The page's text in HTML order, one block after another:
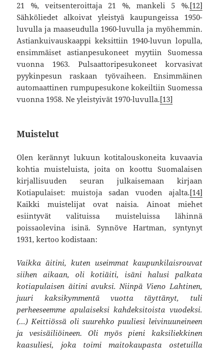
21 %, veitsenteroittaja 21 %, mankeli 5 %.[12]
Sähköliedet alkoivat yleistyä kaupungeissa 1950-
luvulla ja maaseudulla 1960-luvulla ja myöhemmin.
Astiankuivauskaappi keksittiin 1940-luvun lopulla,
ensimmäiset astianpesukoneet myytiin Suomessa
vuonna 1963. Pulsaattoripesukoneet korvasivat
pyykinpesun raskaan työvaiheen. Ensimmäinen
automaattinen rumpupesukone kokeiltiin Suomessa
vuonna 1958. Ne yleistyivät 1970-luvulla.[13]
Muistelut
Olen kerännyt lukuun kotitalouskoneita kuvaavia
kohtia muisteluista, joita on koottu Suomalaisen
kirjallisuuden seuran julkaisemaan kirjaan
Kotiapulaiset: muistoja sadan vuoden ajalta.[14]
Kaikki muistelijat ovat naisia. Ainoat miehet
esiintyvät valituissa muisteluissa lähinnä
poissaolevina isinä. Synnöve Hartman, syntynyt
1931, kertoo kodistaan:
Vaikka äitini, kuten useimmat kaupunkilaisrouvat
siihen aikaan, oli kotiäiti, isäni halusi palkata
kotiapulaisen äitini avuksi. Niinpä Vieno Lahtinen,
juuri kaksikymmentä vuotta täyttänyt, tuli
perheeseemme apulaiseksi kahdeksitoista vuodeksi.
(…) Keittiössä oli suurehko puuliesi leivinuuneineen
ja vesisäiliöineen. Oli myös pieni kaksiliekkinen
kaasuliesi, joka toimi maitokaupasta ostetuilla